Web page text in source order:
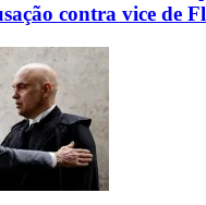
contra vice de